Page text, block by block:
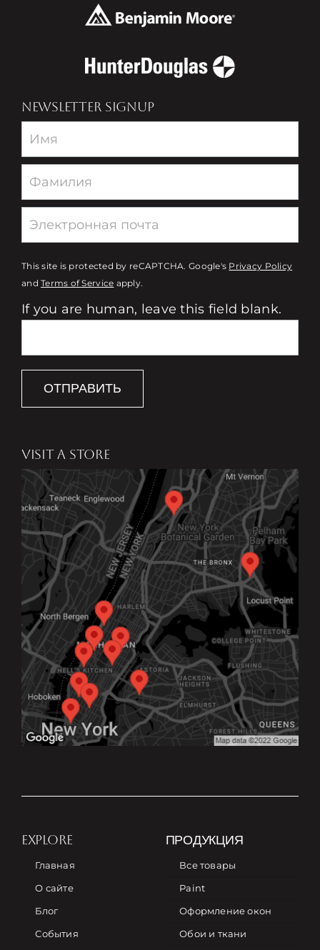
NEWSLETTER SIGNUP
Newsletter
This site is protected by reCAPTCHA. Google's Privacy Policy
andTerms of Service apply.
If you are human, leave this field blank.
ОТПРАВИТЬ
VISIT A STORE
EXPLORE
Главная
О сайте
Блог
События
ПРОДУКЦИЯ
Все товары
Paint
Оформление окон
Обои и ткани